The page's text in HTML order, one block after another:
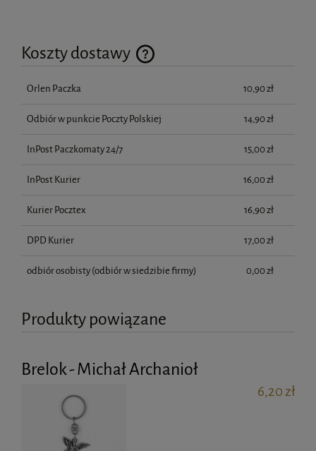
Koszty dostawy
Cena nie zawiera ewentualnych kosztów płatności
Orlen Paczka 10,90 zł
Odbiór w punkcie Poczty Polskiej 14,90 zł
InPost Paczkomaty 24/7 15,00 zł
InPost Kurier 16,00 zł
Kurier Pocztex 16,90 zł
DPD Kurier 17,00 zł
odbiór osobisty(odbiór w siedzibie firmy) 0,00 zł
Produkty powiązane
Brelok - Michał Archanioł
6,20 zł